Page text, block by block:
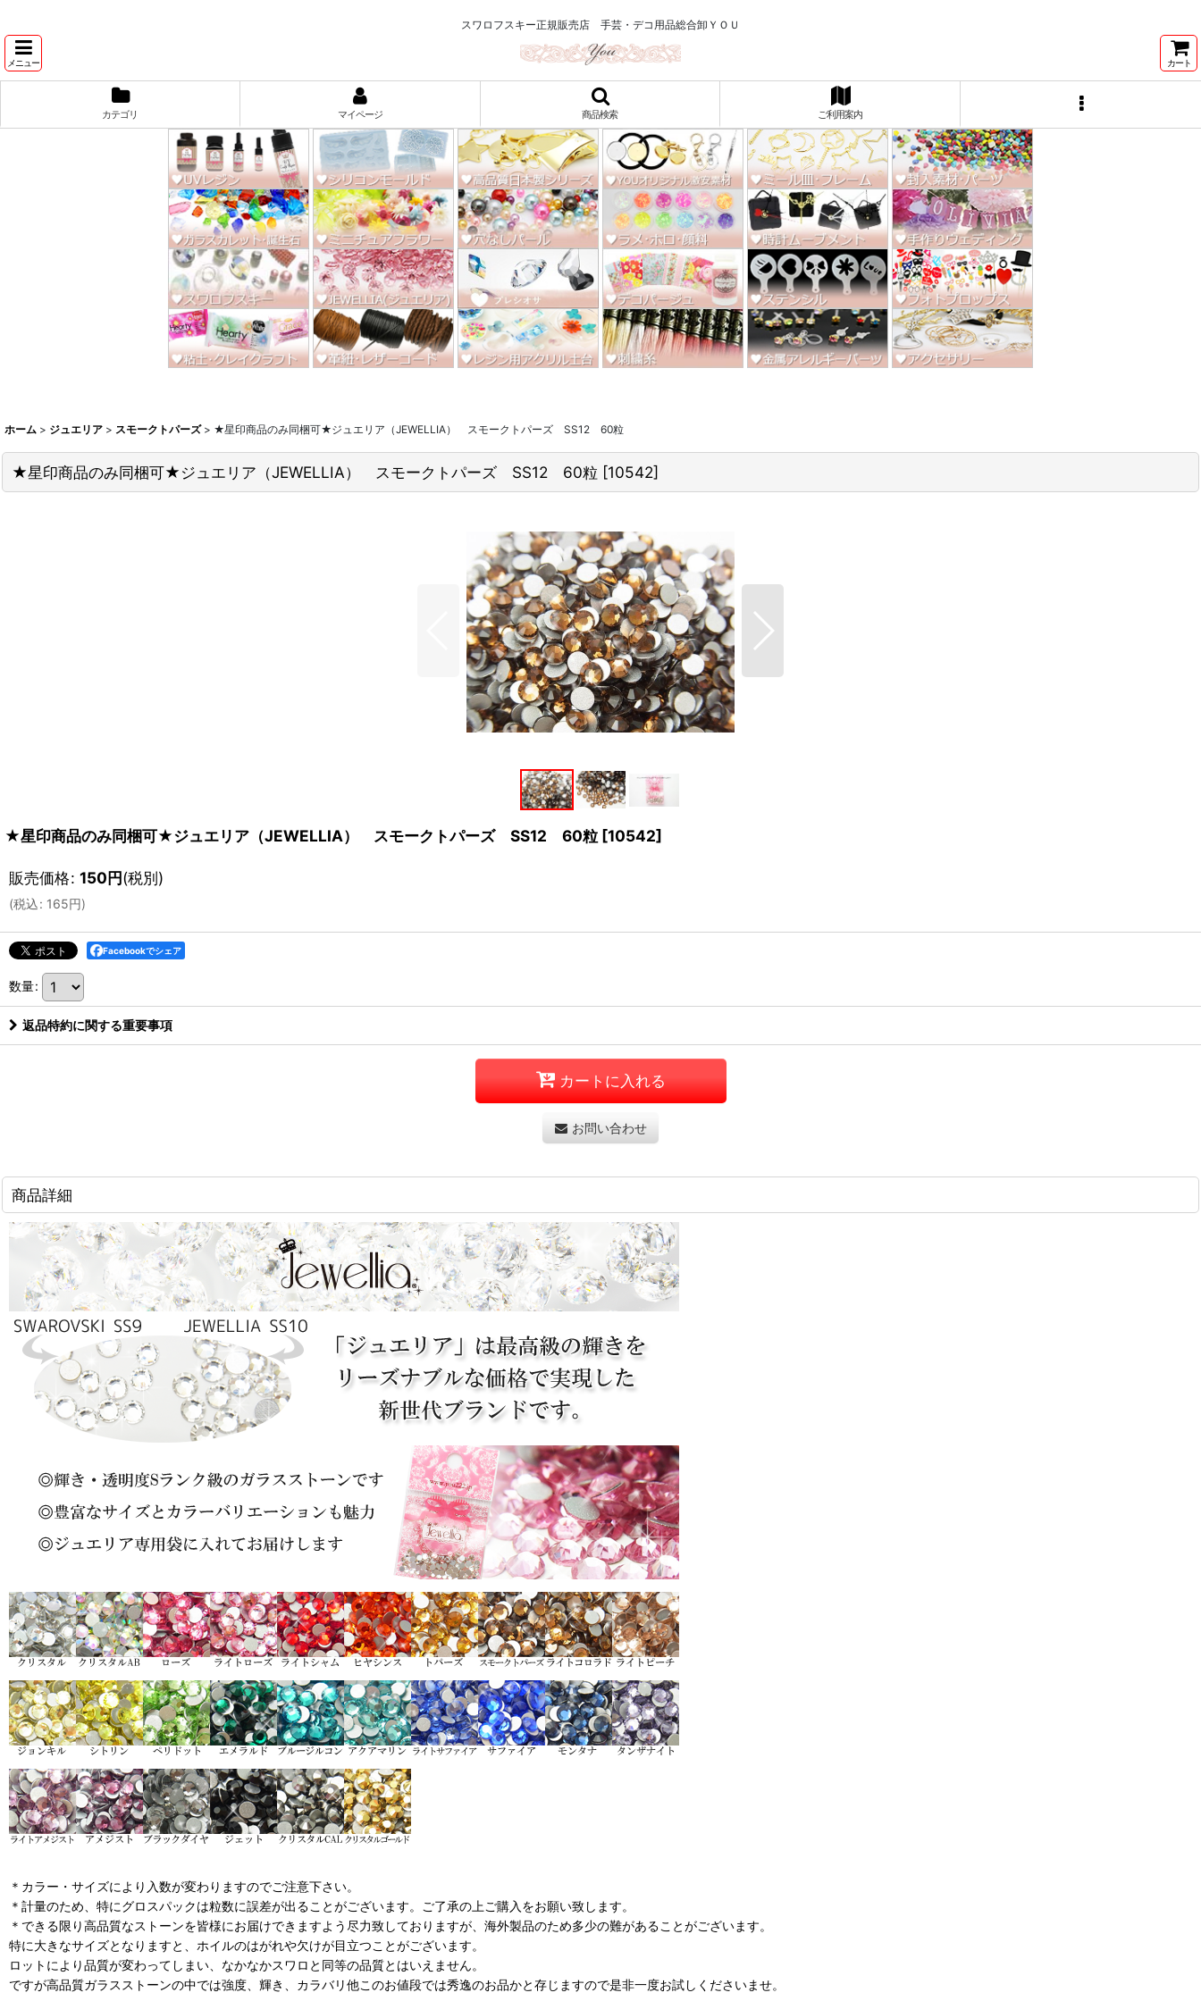
スワロフスキー正規販売店 手芸・デコ用品総合卸ＹＯＵ
メニュー カート
カテゴリ マイページ 商品検索 ご利用案内
ホーム > ジュエリア > スモークトパーズ > ★星印商品のみ同梱可★ジュエリア（JEWELLIA） スモークトパーズ SS12 60粒
★星印商品のみ同梱可★ジュエリア（JEWELLIA） スモークトパーズ SS12 60粒 [10542]
★星印商品のみ同梱可★ジュエリア（JEWELLIA） スモークトパーズ SS12 60粒 [10542]
販売価格: 150円(税別)
(税込: 165円)
Facebookでシェア
数量:
返品特約に関する重要事項
カートに入れる
お問い合わせ
商品詳細
＊カラー・サイズにより入数が変わりますのでご注意下さい。
＊計量のため、特にグロスパックは粒数に誤差が出ることがございます。ご了承の上ご購入をお願い致します。
＊できる限り高品質なストーンを皆様にお届けできますよう尽力致しておりますが、海外製品のため多少の難があることがございます。
特に大きなサイズとなりますと、ホイルのはがれや欠けが目立つことがございます。
ロットにより品質が変わってしまい、なかなかスワロと同等の品質とはいえません。
ですが高品質ガラスストーンの中では強度、輝き、カラバリ他このお値段では秀逸のお品かと存じますので是非一度お試しくださいませ。